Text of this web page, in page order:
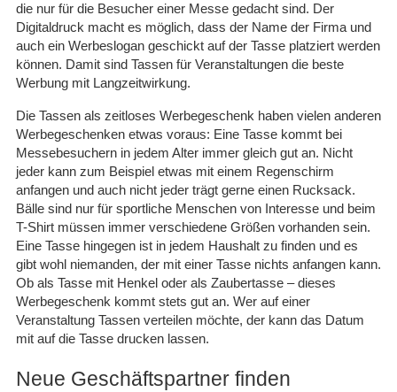
die nur für die Besucher einer Messe gedacht sind. Der
Digitaldruck macht es möglich, dass der Name der Firma und
auch ein Werbeslogan geschickt auf der Tasse platziert werden
können. Damit sind Tassen für Veranstaltungen die beste
Werbung mit Langzeitwirkung.
Die Tassen als zeitloses Werbegeschenk haben vielen anderen
Werbegeschenken etwas voraus: Eine Tasse kommt bei
Messebesuchern in jedem Alter immer gleich gut an. Nicht
jeder kann zum Beispiel etwas mit einem Regenschirm
anfangen und auch nicht jeder trägt gerne einen Rucksack.
Bälle sind nur für sportliche Menschen von Interesse und beim
T-Shirt müssen immer verschiedene Größen vorhanden sein.
Eine Tasse hingegen ist in jedem Haushalt zu finden und es
gibt wohl niemanden, der mit einer Tasse nichts anfangen kann.
Ob als Tasse mit Henkel oder als Zaubertasse – dieses
Werbegeschenk kommt stets gut an. Wer auf einer
Veranstaltung Tassen verteilen möchte, der kann das Datum
mit auf die Tasse drucken lassen.
Neue Geschäftspartner finden